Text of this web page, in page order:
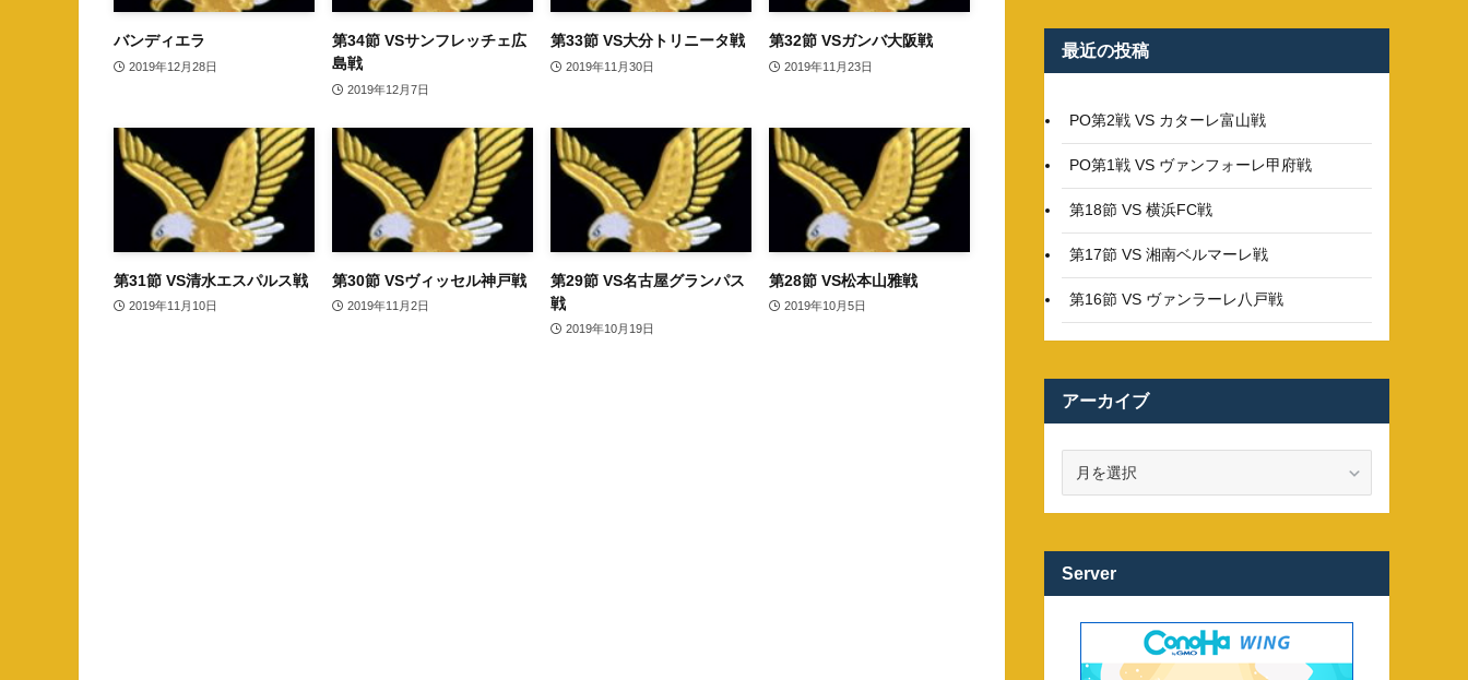
バンディエラ
2019年12月28日
第34節 VSサンフレッチェ広
島戦
2019年12月7日
第33節 VS大分トリニータ戦
2019年11月30日
第32節 VSガンバ大阪戦
2019年11月23日
第31節 VS清水エスパルス戦
2019年11月10日
第30節 VSヴィッセル神戸戦
2019年11月2日
第29節 VS名古屋グランパス
戦
2019年10月19日
第28節 VS松本山雅戦
2019年10月5日
最近の投稿
PO第2戦 VS カターレ富山戦
PO第1戦 VS ヴァンフォーレ甲府戦
第18節 VS 横浜FC戦
第17節 VS 湘南ベルマーレ戦
第16節 VS ヴァンラーレ八戸戦
アーカイブ
ブ
Server